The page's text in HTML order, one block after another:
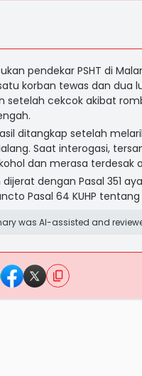
pendekar PSHT di
korban tewas dan dua
setelah cekcok akibat
ditangkap setelah
Saat interogasi,
dan merasa terdesak
dengan Pasal 351
Pasal 64 KUHP
was AI-assisted and